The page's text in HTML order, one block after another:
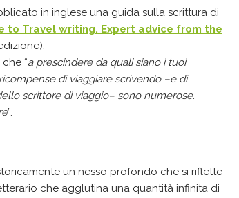
in inglese una guida sulla scrittura di
to Travel writing. Expert advice from the
“a prescindere da quali siano i tuoi
di viaggiare scrivendo –e di
scrittore di viaggio– sono numerose.
”.
un nesso profondo che si riflette
che agglutina una quantità infinita di